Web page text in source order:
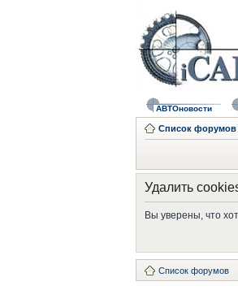
АВТОновости
Список форумов
Удалить
Вы уверены, что
Список форумов